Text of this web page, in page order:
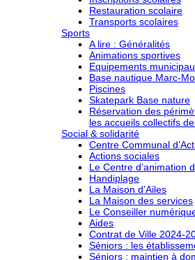
Restauration scolaire
Transports scolaires
Sports
A lire : Généralités
Animations sportives
Equipements
Base nautique Marc-
Piscines
Skatepark Base nature
Réservation des
les accueils collectifs
Social & solidarité
Centre Communal
Actions sociales
Le Centre d’animation
Handiplage
La Maison d’Ailes
La Maison des services
Le Conseiller
Aides
Contrat de Ville 2024-
Séniors : les
Séniors : maintien à